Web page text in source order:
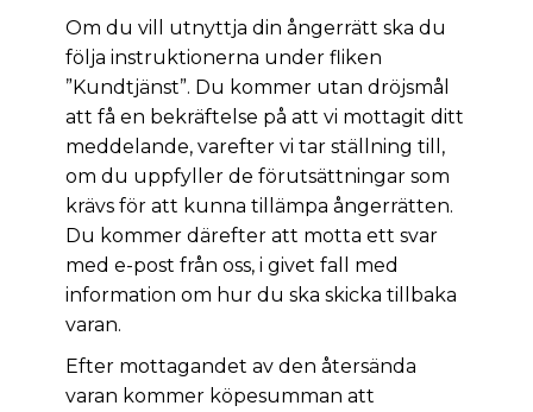
Om du vill utnyttja din ångerrätt ska du
följa instruktionerna under fliken
”Kundtjänst”. Du kommer utan dröjsmål
att få en bekräftelse på att vi mottagit ditt
meddelande, varefter vi tar ställning till,
om du uppfyller de förutsättningar som
krävs för att kunna tillämpa ångerrätten.
Du kommer därefter att motta ett svar
med e-post från oss, i givet fall med
information om hur du ska skicka tillbaka
varan.
Efter mottagandet av den återsända
varan kommer köpesumman att